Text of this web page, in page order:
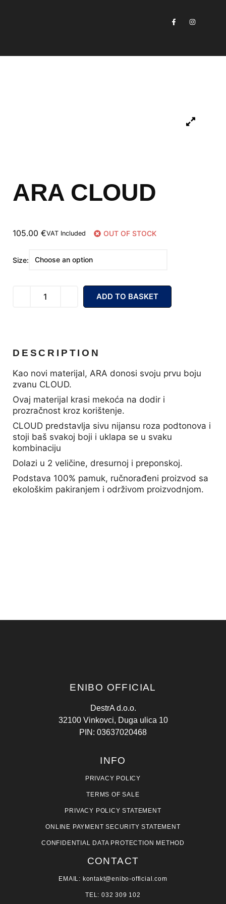
ARA CLOUD
105.00 €VAT Included OUT OF STOCK
Size:
ADD TO BASKET
DESCRIPTION
Kao novi materijal, ARA donosi svoju prvu boju
zvanu CLOUD.
Ovaj materijal krasi mekoća na dodir i
prozračnost kroz korištenje.
CLOUD predstavlja sivu nijansu roza podtonova i
stoji baš svakoj boji i uklapa se u svaku
kombinaciju
Dolazi u 2 veličine, dresurnoj i preponskoj.
Podstava 100% pamuk, ručnorađeni proizvod sa
ekološkim pakiranjem i održivom proizvodnjom.
ENIBO OFFICIAL
DestrA d.o.o.
32100 Vinkovci, Duga ulica 10
PIN: 03637020468
INFO
PRIVACY POLICY
TERMS OF SALE
PRIVACY POLICY STATEMENT
ONLINE PAYMENT SECURITY STATEMENT
CONFIDENTIAL DATA PROTECTION METHOD
CONTACT
EMAIL: kontakt@enibo-official.com
TEL: 032 309 102